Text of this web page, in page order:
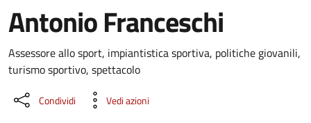
Antonio Franceschi
Dettaglio della persona
Assessore allo sport, impiantistica sportiva, politiche giovanili,
turismo sportivo, spettacolo
Condividi Vedi azioni